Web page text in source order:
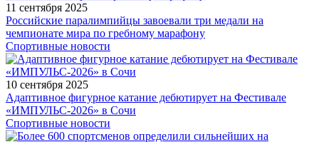
11 сентября 2025
Российские паралимпийцы завоевали три медали на
чемпионате мира по гребному марафону
Спортивные новости
10 сентября 2025
Адаптивное фигурное катание дебютирует на Фестивале
«ИМПУЛЬС-2026» в Сочи
Спортивные новости